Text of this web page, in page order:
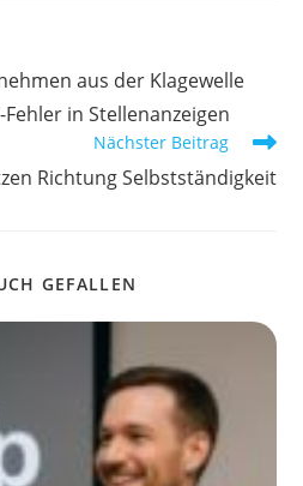
aus der Klagewelle
in Stellenanzeigen
Nächster Beitrag
Richtung Selbstständigkeit
GEFALLEN